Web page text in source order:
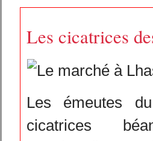
Les cicatrices
Les émeutes
cicatrices